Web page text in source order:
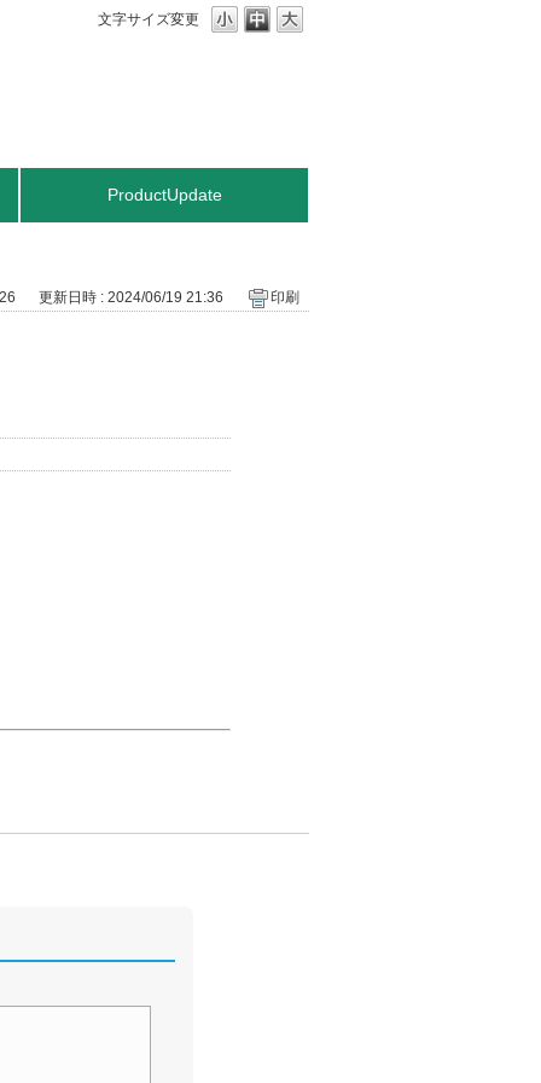
文字サイズ変更
ProductUpdate
更新日時 : 2024/06/19 21:36 印刷